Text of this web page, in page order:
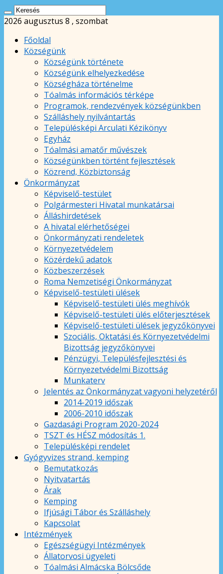
2026 augusztus 8 , szombat
Főoldal
Községünk
Községünk története
Községünk elhelyezkedése
Községháza történelme
Tóalmás információs térképe
Programok, rendezvények községünkben
Szálláshely nyilvántartás
Településképi Arculati Kézikönyv
Egyház
Tóalmási amatőr művészek
Községünkben történt fejlesztések
Közrend, Közbiztonság
Önkormányzat
Képviselő-testület
Polgármesteri Hivatal munkatársai
Álláshirdetések
A hivatal elérhetőségei
Önkormányzati rendeletek
Környezetvédelem
Közérdekű adatok
Közbeszerzések
Roma Nemzetiségi Önkormányzat
Képviselő-testületi ülések
Képviselő-testületi ülés meghívók
Képviselő-testületi ülés előterjesztések
Képviselő-testületi ülések jegyzőkönyvei
Szociális, Oktatási és Környezetvédelmi
Bizottság jegyzőkönyvei
Pénzügyi, Településfejlesztési és
Környezetvédelmi Bizottság
Munkaterv
Jelentés az Önkormányzat vagyoni helyzetéről
2014-2019 időszak
2006-2010 időszak
Gazdasági Program 2020-2024
TSZT és HÉSZ módosítás 1.
Településképi rendelet
Gyógyvizes strand, kemping
Bemutatkozás
Nyitvatartás
Árak
Kemping
Ifjúsági Tábor és Szálláshely
Kapcsolat
Intézmények
Egészségügyi Intézmények
Állatorvosi ügyeleti
Tóalmási Almácska Bölcsőde